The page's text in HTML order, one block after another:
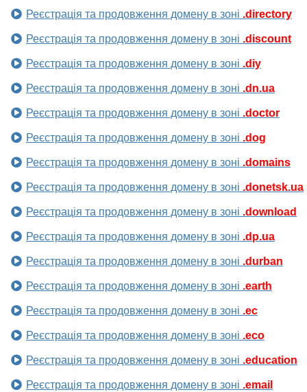
Реєстрація та продовження домену в зоні .directory
Реєстрація та продовження домену в зоні .discount
Реєстрація та продовження домену в зоні .diy
Реєстрація та продовження домену в зоні .dn.ua
Реєстрація та продовження домену в зоні .doctor
Реєстрація та продовження домену в зоні .dog
Реєстрація та продовження домену в зоні .domains
Реєстрація та продовження домену в зоні .donetsk.ua
Реєстрація та продовження домену в зоні .download
Реєстрація та продовження домену в зоні .dp.ua
Реєстрація та продовження домену в зоні .durban
Реєстрація та продовження домену в зоні .earth
Реєстрація та продовження домену в зоні .ec
Реєстрація та продовження домену в зоні .eco
Реєстрація та продовження домену в зоні .education
Реєстрація та продовження домену в зоні .email